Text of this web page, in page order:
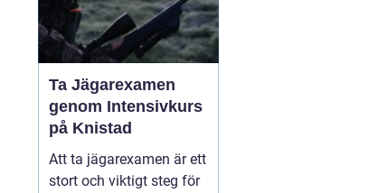
Ta Jägarexamen
genom Intensivkurs
på Knistad
Att ta jägarexamen är ett
stort och viktigt steg för